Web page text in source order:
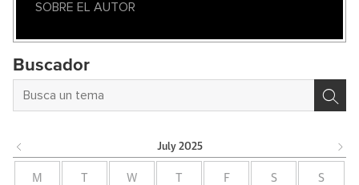
SOBRE EL AUTOR
Buscador
July 2025
M W F S S